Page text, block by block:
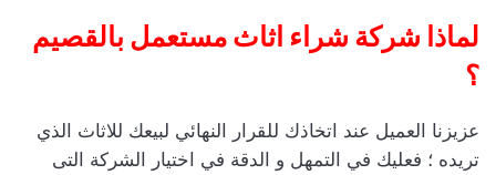
لماذا شركة شراء اثاث مستعمل بالقصيم
؟
عزيزنا العميل عند اتخاذك للقرار النهائي لبيعك للاثاث الذي
تريده ؛ فعليك في التمهل و الدقة في اختيار الشركة التى